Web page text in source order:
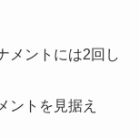
メントには2回し
ントを見据え